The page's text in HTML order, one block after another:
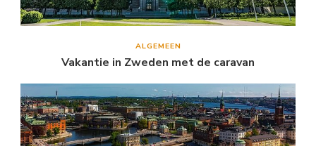
ALGEMEEN
Vakantie in Zweden met de caravan